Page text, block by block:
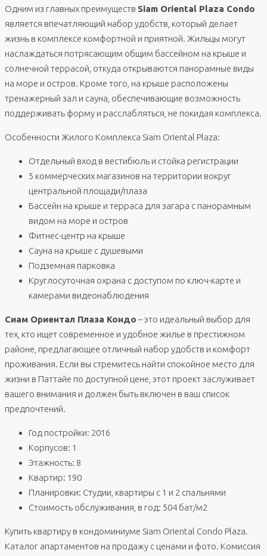
Одним из главных преимуществ Siam Oriental Plaza Condo
является впечатляющий набор удобств, который делает
жизнь в комплексе комфортной и приятной. Жильцы могут
наслаждаться потрясающим общим бассейном на крыше и
солнечной террасой, откуда открываются панорамные виды
на море и остров. Кроме того, на крыше расположены
тренажерный зал и сауна, обеспечивающие возможность
поддерживать форму и расслабляться, не покидая комплекса.
Особенности Жилого Комплекса Siam Oriental Plaza:
Отдельный вход в вестибюль и стойка регистрации
5 коммерческих магазинов на территории вокруг
центральной площади/плаза
Бассейн на крыше и терраса для загара с панорамным
видом на море и остров
Фитнес-центр на крыше
Сауна на крыше с душевыми
Подземная парковка
Круглосуточная охрана с доступом по ключ-карте и
камерами видеонаблюдения
Сиам Ориентал Плаза Кондо – это идеальный выбор для
тех, кто ищет современное и удобное жилье в престижном
районе, предлагающее отличный набор удобств и комфорт
проживания. Если вы стремитесь найти спокойное место для
жизни в Паттайе по доступной цене, этот проект заслуживает
вашего внимания и должен быть включен в ваш список
предпочтений.
Год постройки: 2016
Корпусов: 1
Этажность: 8
Квартир: 190
Планировки: Студии, квартиры с 1 и 2 спальнями
Стоимость обслуживания, в год: 504 бат/м2
Купить квартиру в кондоминиуме Siam Oriental Condo Plaza.
Каталог апартаментов на продажу с ценами и фото. Комиссия